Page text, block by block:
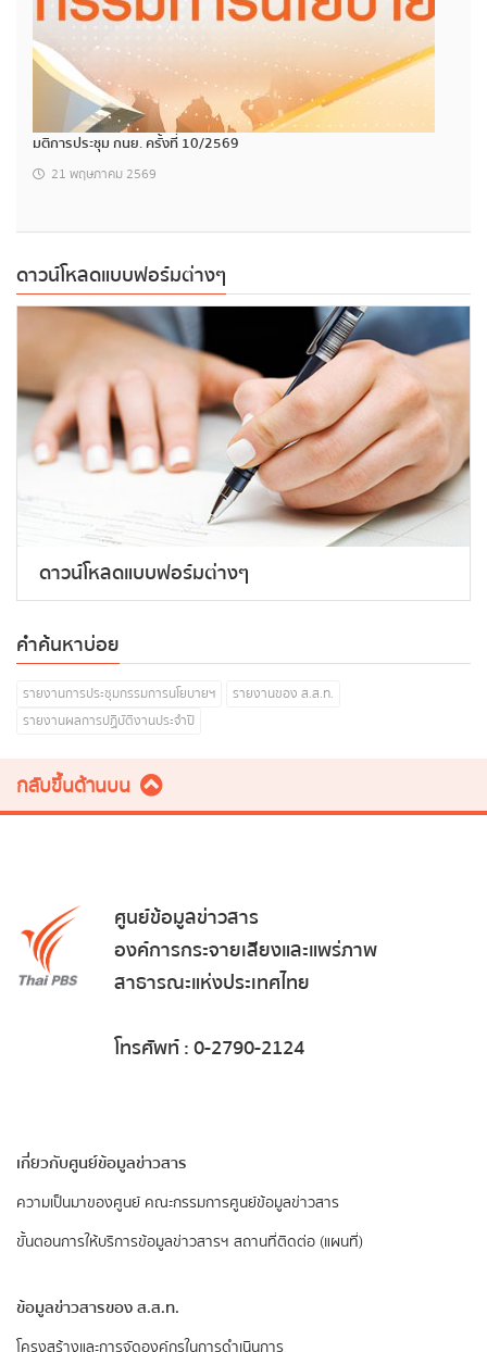
มติการประชุม กนย. ครั้งที่ 10/2569
21 พฤษภาคม 2569
ดาวน์โหลดแบบฟอร์มต่างๆ
ดาวน์โหลดแบบฟอร์มต่างๆ
คำค้นหาบ่อย
รายงานการประชุมกรรมการนโยบายฯ
รายงานของ ส.ส.ท.
รายงานผลการปฏิบัติงานประจำปี
กลับขึ้นด้านบน
ศูนย์ข้อมูลข่าวสาร
องค์การกระจายเสียงและแพร่ภาพ
สาธารณะแห่งประเทศไทย
โทรศัพท์ : 0-2790-2124
เกี่ยวกับศูนย์ข้อมูลข่าวสาร
ความเป็นมาของศูนย์ คณะกรรมการศูนย์ข้อมูลข่าวสาร
ขั้นตอนการให้บริการข้อมูลข่าวสารฯ สถานที่ติดต่อ (แผนที่)
ข้อมูลข่าวสารของ ส.ส.ท.
​โครงสร้างและการจัดองค์กรในการดำเนินการ